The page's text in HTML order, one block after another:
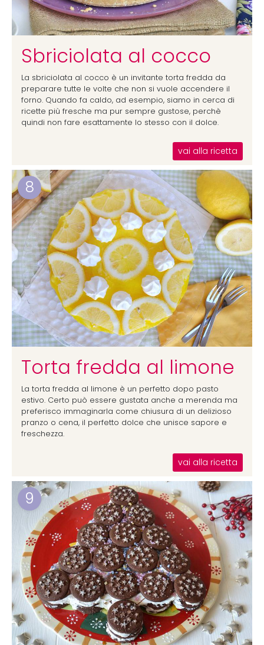
Sbriciolata al cocco
La sbriciolata al cocco è un invitante torta fredda da
preparare tutte le volte che non si vuole accendere il
forno. Quando fa caldo, ad esempio, siamo in cerca di
ricette più fresche ma pur sempre gustose, perchè
quindi non fare esattamente lo stesso con il dolce.
vai alla ricetta
8
Torta fredda al limone
La torta fredda al limone è un perfetto dopo pasto
estivo. Certo può essere gustata anche a merenda ma
preferisco immaginarla come chiusura di un delizioso
pranzo o cena, il perfetto dolce che unisce sapore e
freschezza.
vai alla ricetta
9